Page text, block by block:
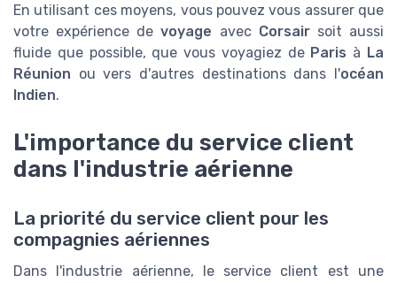
En utilisant ces moyens, vous pouvez vous assurer que
votre expérience devoyage avec Corsairsoit aussi
fluide que possible, que vous voyagiez de Paris à La
Réunion ou vers d'autres destinations dans l'océan
Indien.
L'importance du service client
dans l'industrie aérienne
La priorité du service client pour les
compagnies aériennes
Dans l'industrie aérienne, le service client est une